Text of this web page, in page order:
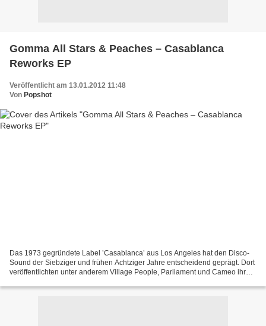
Gomma All Stars & Peaches – Casablanca
Reworks EP
Veröffentlicht am 13.01.2012 11:48
Von Popshot
Das 1973 gegründete Label ’Casablanca’ aus Los Angeles hat den Disco-
Sound der Siebziger und frühen Achtziger Jahre entscheidend geprägt. Dort
veröffentlichten unter anderem Village People, Parliament und Cameo ihre